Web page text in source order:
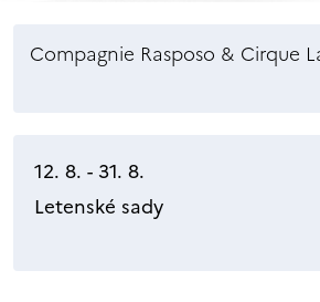
Compagnie Rasposo & Cirque
12. 8. - 31. 8.
Letenské sady